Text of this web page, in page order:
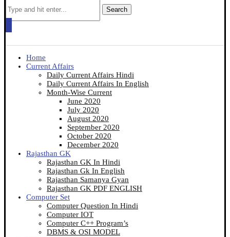
Search
Home
Current Affairs
Daily Current Affairs Hindi
Daily Current Affairs In English
Month-Wise Current
June 2020
July 2020
August 2020
September 2020
October 2020
December 2020
Rajasthan GK
Rajasthan GK In Hindi
Rajasthan Gk In English
Rajasthan Samanya Gyan
Rajasthan GK PDF ENGLISH
Computer Set
Computer Question In Hindi
Computer IOT
Computer C++ Program’s
DBMS & OSI MODEL